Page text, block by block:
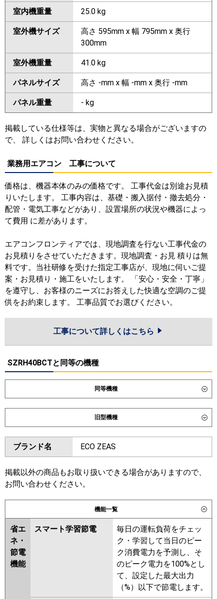
室内機重量 25.0 kg
室外機サイズ
高さ 595mm x 幅 795mm x 奥行
300mm
室外機重量 41.0 kg
パネルサイズ 高さ -mm x 幅 -mm x 奥行 -mm
パネル重量 - kg
掲載している仕様等は、実物と異なる場合がございますの
で、 詳しくはお問い合わせください。
業務用エアコン 工事について
価格は、機器本体のみの価格です。 工事代金は別途お見積
りいたします。 工事内容は、基礎・搬入据付・撤去処分・
配管・電気工事などがあり、設置場所の状況や機器によっ
て費用 に差があります。
エアコンフロンティアでは、現地調査を行ない工事代金の
お見積りをさせていただきます。現地調査・お見 積りは無
料です。当社研修を受けた指定工事店が、現地に伺いご提
案・お見積り・施工をいたします。 「安心・安全・丁寧」
を遵守し、お客様のニーズにお答えした快適な空調のご提
供をお約束します。 工事品質でお選びください。
工事について詳しくはこちら
SZRH40BCTと同等の機種
同等機種
ダイキン SZRH40CNT SZRH40CT
SZRHU40CT
東芝 GCSA04013MUB GCSA04013XU
三菱電機 PCZ-ERMP40KL6 PCZ-
ERMP40K6
日立 RPC-GP40RSH11
FDEV406H6S
パナソニック PA-P40T7HNCX PA-P40T7HC
PA-P40T7HNC
旧型機種
ダイキン SZRH40BYT SZRH40BYNT
SZRHU40BYT
SZRH40BJNT SZRU40BJT
SZRU40BJNT SZRHU40BJT
SZRH40BFT
SZRHU40BFT
SZRH40BCNT SZRU40BCT
SZRU40BCNT
東芝 RCSA04043MUB RCSA04043MU
RCSA04043XU RCSA04033M
RCSA04033X
ACSA04087M
ACSA04087X
ブランド名 ECO ZEAS
掲載以外の商品もお取り扱いできる場合がありますので、
お問い合わせください。
機能一覧
省エ
ネ・
節電
機能
スマート学習節電
毎日の運転負荷をチェッ
ク・学習して当日のピー
ク消費電力を予測し、そ
のピーク電力を100%とし
て、設定した最大出力
（%）以下で節電します。